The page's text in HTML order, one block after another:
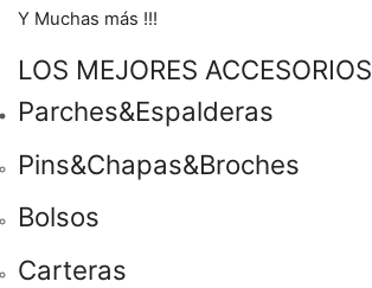
Y Muchas más !!!
LOS MEJORES ACCESORIOS
Parches&Espalderas
Pins&Chapas&Broches
Bolsos
Carteras